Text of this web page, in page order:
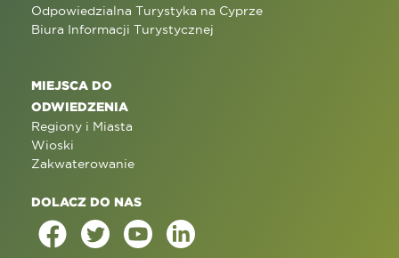
Odpowiedzialna Turystyka na Cyprze
Biura Informacji Turystycznej
MIEJSCA DO
ODWIEDZENIA
Regiony i Miasta
Wioski
Zakwaterowanie
DOLACZ DO NAS